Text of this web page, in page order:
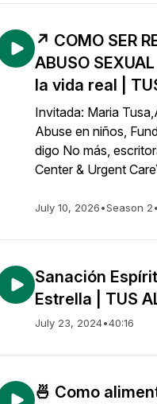
↗️ COMO SER
ABUSO
la vida real |
Invitada: Maria
Abuse en niños,
digo No más,
Center & Urgent
July 10, 2026•Season 2•
Sanación
Estrella | TUS
July 23, 2024•40:16
🍜 Como